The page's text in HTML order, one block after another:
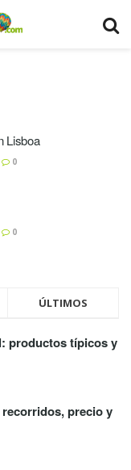
Lisboa
0
0
ÚLTIMOS
productos típicos y
precio y